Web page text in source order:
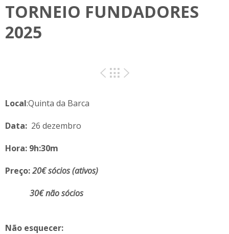
TORNEIO FUNDADORES
2025
Local:Quinta da Barca
Data: 26 dezembro
Hora: 9h:30m
Preço:20€ sócios (ativos)
30€ não sócios
Não esquecer: